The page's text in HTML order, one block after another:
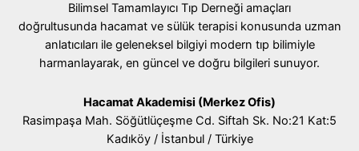
Bilimsel Tamamlayıcı Tıp Derneği amaçları
doğrultusunda hacamat ve sülük terapisi konusunda uzman
anlatıcıları ile geleneksel bilgiyi modern tıp bilimiyle
harmanlayarak, en güncel ve doğru bilgileri sunuyor.
Hacamat Akademisi (Merkez Ofis)
Rasimpaşa Mah. Söğütlüçeşme Cd. Siftah Sk. No:21 Kat:5
Kadıköy / İstanbul / Türkiye